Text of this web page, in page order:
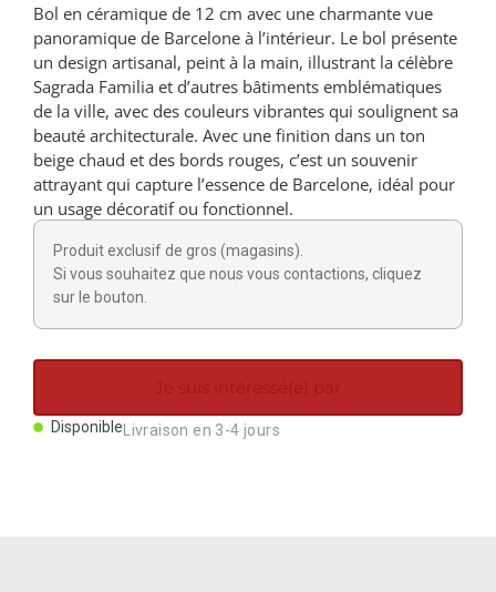
Louches
Dés à coudre
Figurines
Aimants
Porte-clés
Mugs
Bol en céramique de 12 cm avec une charmante vue
panoramique de Barcelone à l’intérieur. Le bol présente
un design artisanal, peint à la main, illustrant la célèbre
Sagrada Familia et d’autres bâtiments emblématiques
de la ville, avec des couleurs vibrantes qui soulignent sa
beauté architecturale. Avec une finition dans un ton
beige chaud et des bords rouges, c’est un souvenir
attrayant qui capture l’essence de Barcelone, idéal pour
un usage décoratif ou fonctionnel.
Produit exclusif de gros (magasins).
Si vous souhaitez que nous vous contactions, cliquez
sur le bouton.
Je suis intéressé(e) par
DisponibleLivraison en 3-4 jours